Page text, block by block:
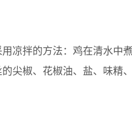
用凉拌的方法：鸡在清水中
尖椒、花椒油、盐、味精